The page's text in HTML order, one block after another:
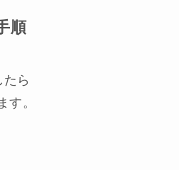
順
ら
す。